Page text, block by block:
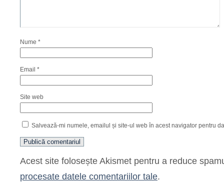
Nume *
Email *
Site web
Salvează-mi numele, emailul și site-ul web în acest navigator pentru
Acest site folosește Akismet pentru a reduce
procesate datele comentariilor tale.